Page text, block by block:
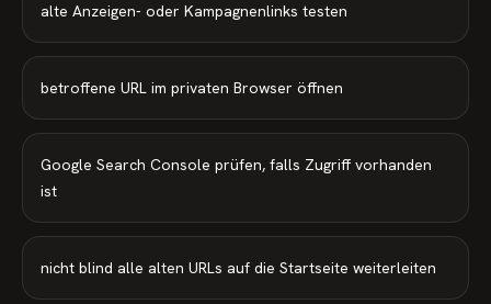
alte Anzeigen- oder Kampagnenlinks testen
betroffene URL im privaten Browser öffnen
Google Search Console prüfen, falls Zugriff vorhanden
ist
nicht blind alle alten URLs auf die Startseite weiterleiten